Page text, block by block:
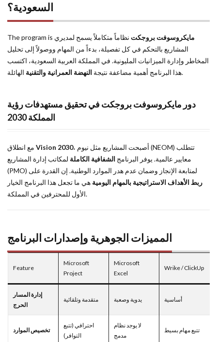
السعودية؟
The program is مايكروسوفت بروجكت نظاماً متكاملاً يسمح لمديري
المشاريع بالتحكم في كل تفصيلة، بدءاً من المهام ووصولاً إلى تحليل
المخاطر وإدارة الميزانيات المليونية. في المملكة العربية السعودية، اكتسب
هذا البرنامج أهمية مضاعفة نتيجة النهضة العمرانية والتقنية الهائلة.
دور مايكروسوفت بروجكت في تحقيق مستهدفات رؤية
المملكة 2030
Vision 2030، أصبحت المشاريع مثل نيوم (NEOM) تتطلب
معايير عالمية. يوفر البرنامج الشفافية الكاملة لمكاتب إدارة المشاريع
(PMO) لمتابعة الإنجاز وضمان عدم هدر الموارد الوطنية. إن القدرة على
ربط الأهداف الاستراتيجية بالمهام اليومية هي ما تجعل هذا البرنامج الخيار
الأول للمحترفين في المملكة.
المميزات الجوهرية وإصدارات البرنامج
Feature
Microsoft
Project
Microsoft
Excel
Wrike / ClickUp
إدارة المسار
الحرج
متقدمة وتلقائية يدوية وصعبة أساسية
تخصيص الموارد
احترافي (تتبع
التوافر)
لا يوجد نظام
مدمج
تتبع مهام بسيط